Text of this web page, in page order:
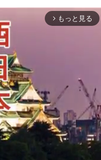
arrow_forward_ios もっと見る